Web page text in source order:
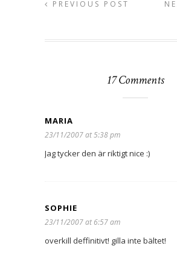
PREVIOUS POST
17 Comments
MARIA
23/11/2007 at 5:38 pm
Jag tycker den är riktigt nice :)
SOPHIE
23/11/2007 at 6:57 am
overkill deffinitivt! gilla inte bältet!